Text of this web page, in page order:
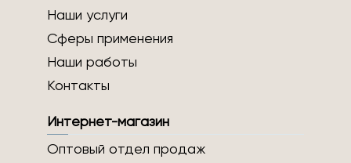
Наши услуги
Сферы применения
Наши работы
Контакты
Интернет-магазин
Оптовый отдел продаж